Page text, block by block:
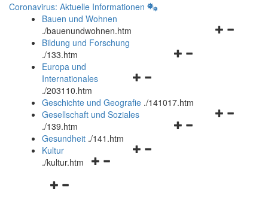
Coronavirus: Aktuelle Informationen
Bauen und Wohnen
./bauenundwohnen.htm
Navigationsmenü
Bildung und Forschung
./133.htm
Navigationsmenü
und
schließen
Europa und
Internationales
./203110.htm
Geschichte und Geografie ./141017.htm
Navigationsmenü
Gesellschaft und Soziales
./139.htm
Navigationsmenü
Gesundheit ./141.htm
Navigationsmenü
Kultur
./kultur.htm
Navigationsmenü